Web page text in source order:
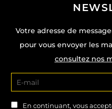
Votre adresse de
pour vous envoyer les
consultez nos
En continuant, vous